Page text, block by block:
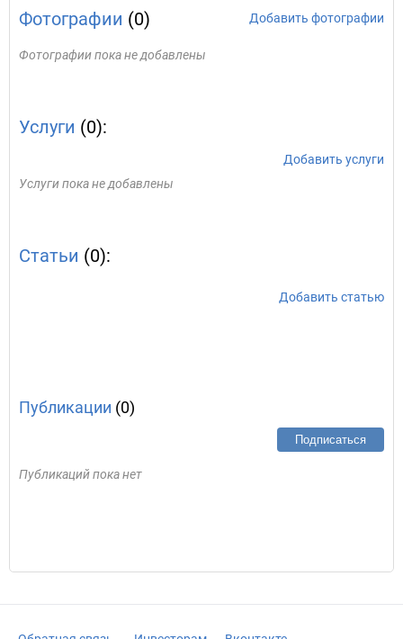
Фотографии (0) Добавить фотографии
Фотографии пока не добавлены
Услуги (0):
Добавить услуги
Услуги пока не добавлены
Статьи (0):
Добавить статью
Публикации (0)
Подписаться
Публикаций пока нет